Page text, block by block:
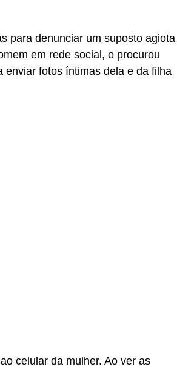
para denunciar um suposto agiota
em rede social, o procurou
enviar fotos íntimas dela e da filha
celular da mulher. Ao ver as